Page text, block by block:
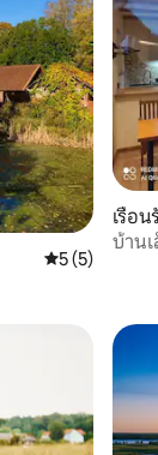
คะแนนเฉลี่ย 5
5 (5)
เรือ
บ้าน